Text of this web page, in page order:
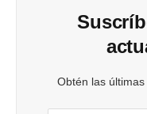
Obtén las